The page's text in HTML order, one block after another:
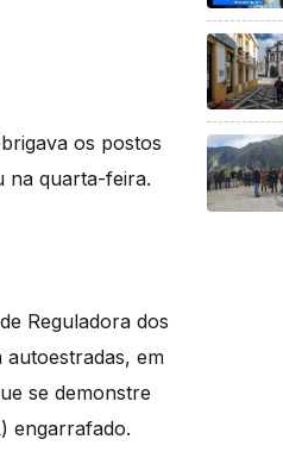
os postos
na quarta-feira.
Reguladora dos
autoestradas, em
se demonstre
engarrafado.